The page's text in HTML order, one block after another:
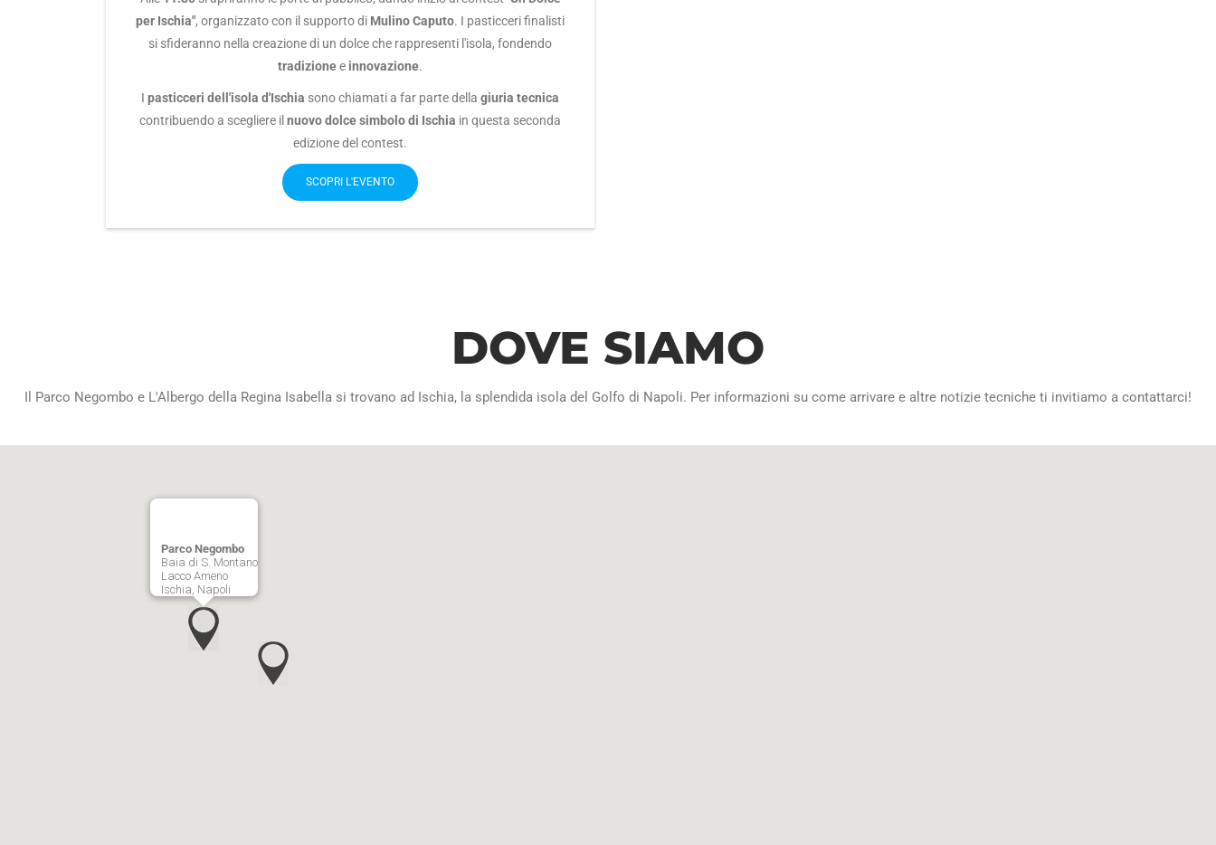
per Ischia", organizzato con il supporto di Mulino Caputo. I pasticceri finalisti
si sfideranno nella creazione di un dolce che rappresenti l'isola, fondendo
tradizionee innovazione.
I pasticceri dell'isola d'Ischia sono chiamati a far parte della giuria tecnica
contribuendo a scegliere il nuovo dolce simbolo di Ischia in questa seconda
edizione del contest.
SCOPRI L'EVENTO
DOVE SIAMO
Il Parco Negombo e L'Albergo della Regina Isabella si trovano ad Ischia, la splendida isola del Golfo di Napoli. Per informazioni su come arrivare e altre notizie tecniche ti invitiamo a contattarci!
Parco Negombo
Baia di S. Montano
Lacco Ameno
Ischia, Napoli